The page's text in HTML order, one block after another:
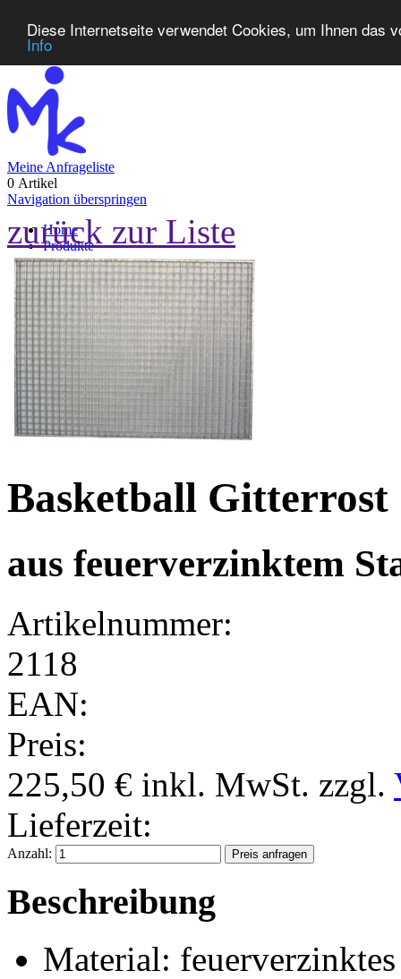
Diese Internetseite verwendet Cookies, um Ihnen das
Info
Meine Anfrageliste
0 Artikel
Navigation überspringen
Home
Produkte
Neuheiten
Kontakt
FAQ
zurück zur Liste
Basketball
aus feuerverzinktem
Artikelnummer:
2118
EAN:
Preis:
225,50 € inkl. MwSt. zzgl.
Lieferzeit:
Anzahl:
Beschreibung
Material: